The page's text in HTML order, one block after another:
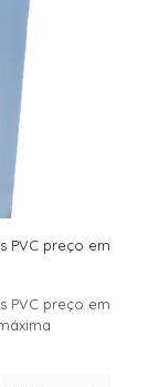
PVC preço em
PVC preço em